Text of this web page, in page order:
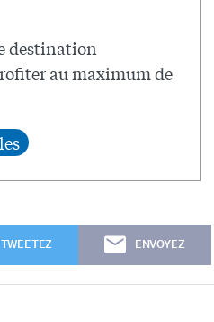
destination
au maximum de
TWEETEZ ENVOYEZ